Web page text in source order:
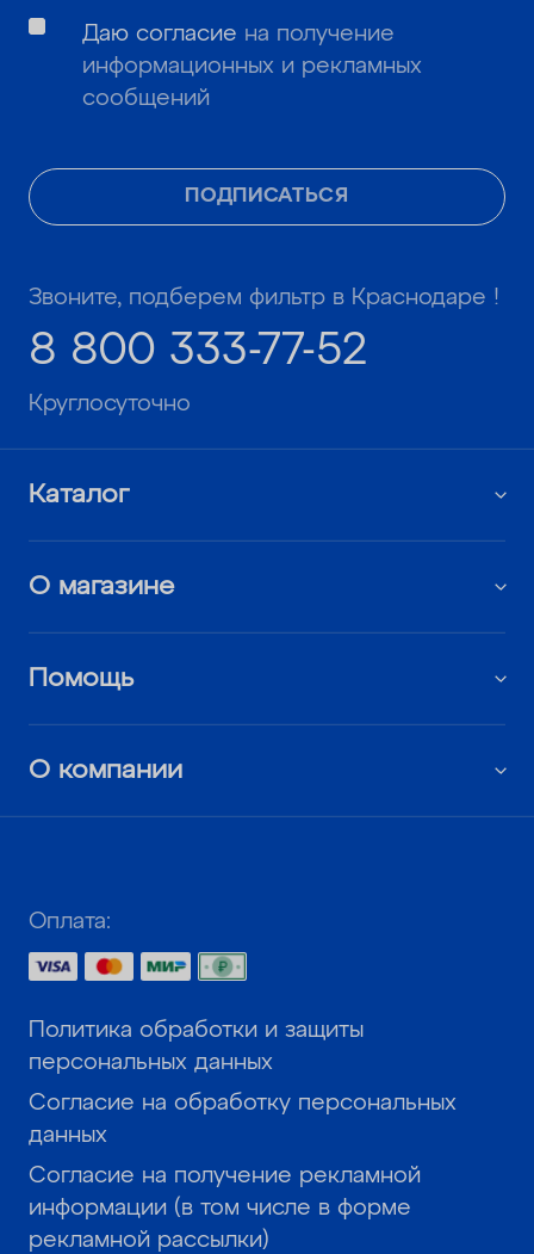
ПОДПИСАТЬСЯ
Даю согласие на получение
информационных и рекламных
сообщений
Звоните, подберем фильтр в Краснодаре !
8 800 333-77-52
Круглосуточно
Каталог
О магазине
Помощь
О компании
Оплата:
Политика обработки и защиты
персональных данных
Согласие на обработку персональных
данных
Согласие на получение рекламной
информации (в том числе в форме
рекламной рассылки)